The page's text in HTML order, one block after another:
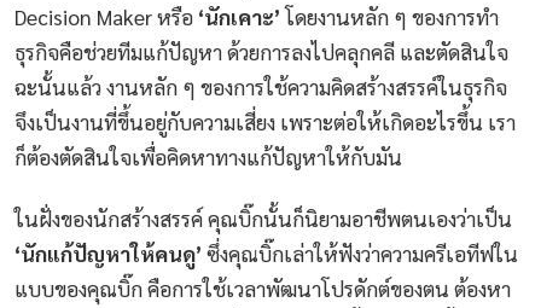
Decision Maker หรือ ‘นักเคาะ’โดยงานหลัก ๆ ของการทำ
ธุรกิจคือช่วยทีมแก้ปัญหา ด้วยการลงไปคลุกคลี และตัดสินใจ
ฉะนั้นแล้ว งานหลัก ๆ ของการใช้ความคิดสร้างสรรค์ในธุรกิจ
จึงเป็นงานที่ขึ้นอยู่กับความเสี่ยง เพราะต่อให้เกิดอะไรขึ้น เรา
ก็ต้องตัดสินใจเพื่อคิดหาทางแก้ปัญหาให้กับมัน
ในฝั่งของนักสร้างสรรค์ คุณบิ๊กนั้นก็นิยามอาชีพตนเองว่าเป็น
‘นักแก้ปัญหาให้คนดู’ ซึ่งคุณบิ๊กเล่าให้ฟังว่าความครีเอทีฟใน
แบบของคุณบิ๊ก คือการใช้เวลาพัฒนาโปรดักต์ของตน ต้องหา